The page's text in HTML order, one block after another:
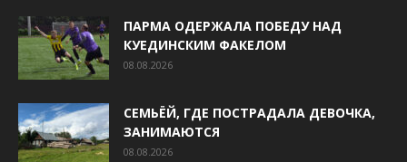
ПАРМА ОДЕРЖАЛА ПОБЕДУ НАД
КУЕДИНСКИМ ФАКЕЛОМ
08.08.2026
СЕМЬЁЙ, ГДЕ ПОСТРАДАЛА ДЕВОЧКА,
ЗАНИМАЮТСЯ
08.08.2026